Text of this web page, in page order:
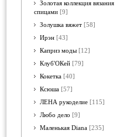
Золотая коллекция вязания
спицами [9]
Золушка вяжет [58]
Ирэн [43]
Каприз моды [12]
Клуб'ОКей [79]
Кокетка [40]
Ксюша [57]
ЛЕНА рукоделие [115]
Любо дело [9]
Маленькая Diana [235]